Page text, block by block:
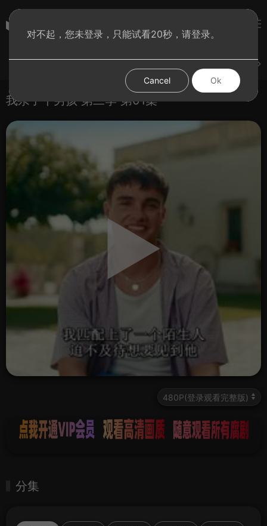
我亲了个男孩 第二季 第01集
分集
对不起，您未登录，只能试看20秒，请登录。
Cancel Ok